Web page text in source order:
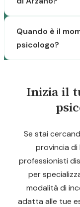
Quando è il
psicologo?
Inizia il
Se stai
provincia di
professionisti
per
modalità di
adatta alle tue